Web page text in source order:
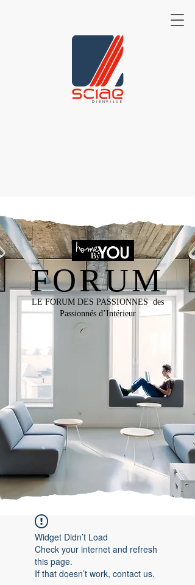
LE FORUM DES PASSIONNES des
Passionnés d’Intérieur
FORUM
Widget Didn’t Load
Check your internet and refresh
this page.
If that doesn’t work, contact us.